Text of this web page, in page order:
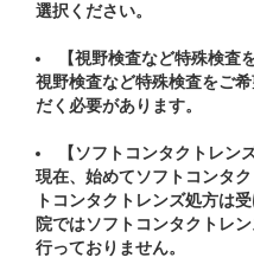
選択ください。
【視野検査など特殊検査
視野検査など特殊検査をご
だく必要があります。
【ソフトコンタクトレン
現在、始めてソフトコンタ
トコンタクトレンズ処方は
院ではソフトコンタクトレ
行っておりません。